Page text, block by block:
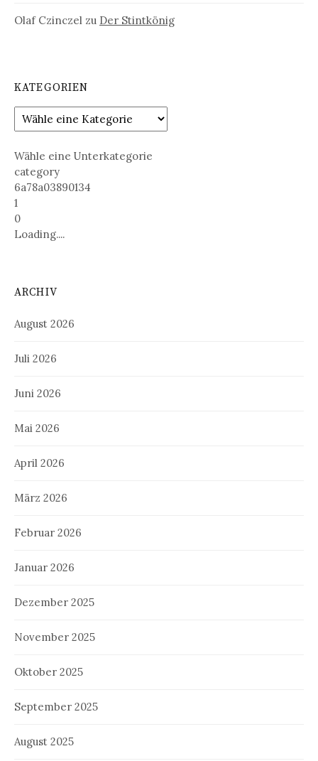
Olaf Czinczel zu Der Stintkönig
KATEGORIEN
Wähle eine Unterkategorie
category
6a78a03890134
1
0
Loading....
ARCHIV
August 2026
Juli 2026
Juni 2026
Mai 2026
April 2026
März 2026
Februar 2026
Januar 2026
Dezember 2025
November 2025
Oktober 2025
September 2025
August 2025